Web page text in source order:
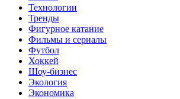
Технологии
Тренды
Фигурное катание
Фильмы и сериалы
Футбол
Хоккей
Шоу-бизнес
Экология
Экономика